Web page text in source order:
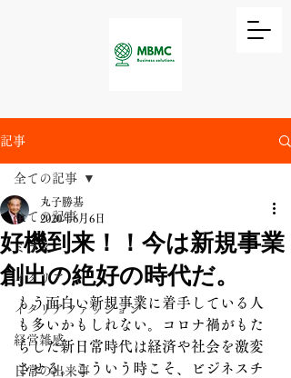
記事
全ての記事
ミラノ
イタリア
イタリアファッション
経営雑感
日常の出来事
全ての記事
好機到来！！今は新規事業
創出の絶好の時代だ。
丸子勝基
2020年6月6日
もう面白い新規事業に着手している人
も多いかもしれない。コロナ禍がもた
らした新日常時代は経済や社会を激変
させる。こういう時こそ、ビジネスチ